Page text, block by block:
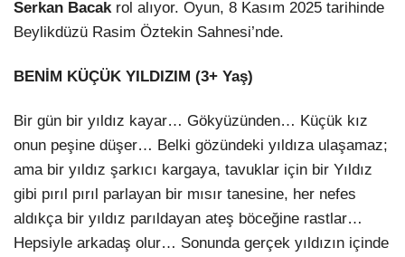
Serkan Bacak rol alıyor. Oyun, 8 Kasım 2025 tarihinde
Beylikdüzü Rasim Öztekin Sahnesi’nde.
BENİM KÜÇÜK YILDIZIM (3+ Yaş)
Bir gün bir yıldız kayar… Gökyüzünden… Küçük kız
onun peşine düşer… Belki gözündeki yıldıza ulaşamaz;
ama bir yıldız şarkıcı kargaya, tavuklar için bir Yıldız
gibi pırıl pırıl parlayan bir mısır tanesine, her nefes
aldıkça bir yıldız parıldayan ateş böceğine rastlar…
Hepsiyle arkadaş olur… Sonunda gerçek yıldızın içinde